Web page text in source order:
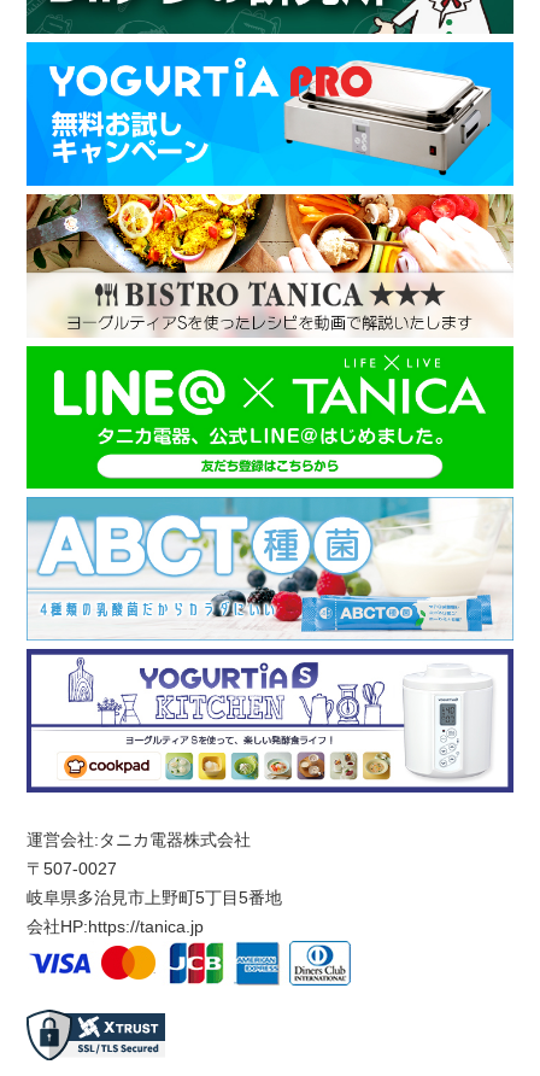
運営会社:タニカ電器株式会社
〒507-0027
岐阜県多治見市上野町5丁目5番地
会社HP:https://tanica.jp